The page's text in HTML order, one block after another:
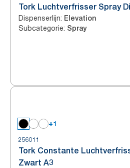
Tork Luchtverfrisser Spray
Dispenserlijn: Elevation
Subcategorie: Spray
+1
256011
Tork Constante
Zwart A3